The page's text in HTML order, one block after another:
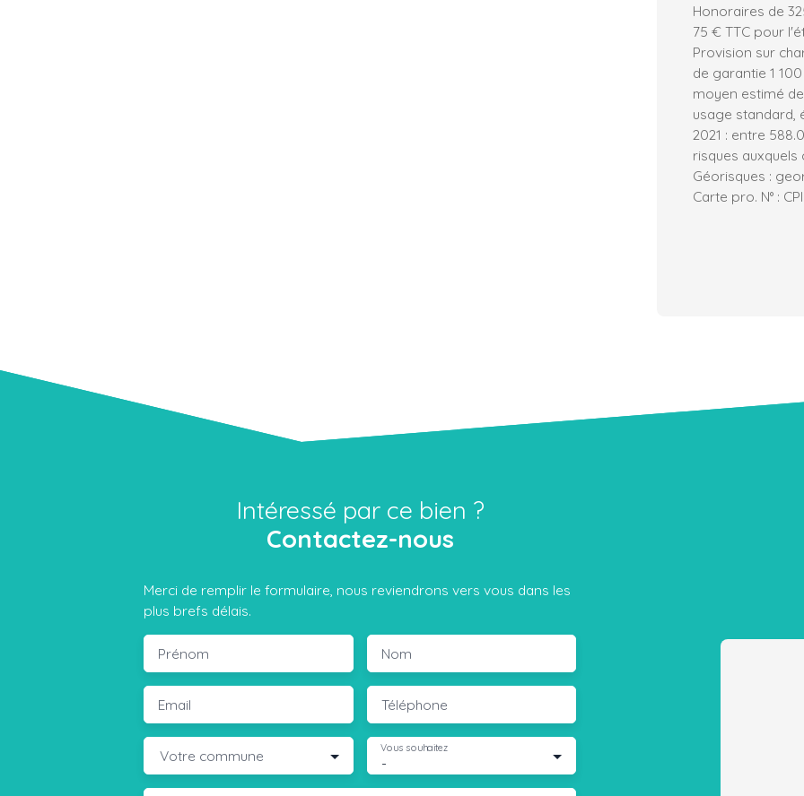
Honoraires de
75 € TTC pour
Provision sur
de garantie 1
moyen estimé
usage standard,
2021 : entre
risques
Géorisques :
Carte pro. N° :
Intéressé par ce bien ?
Contactez-nous
Merci de remplir le formulaire, nous reviendrons vers vous dans les
plus brefs délais.
Prénom Nom
Email Téléphone
Votre commune -
Vous souhaitez